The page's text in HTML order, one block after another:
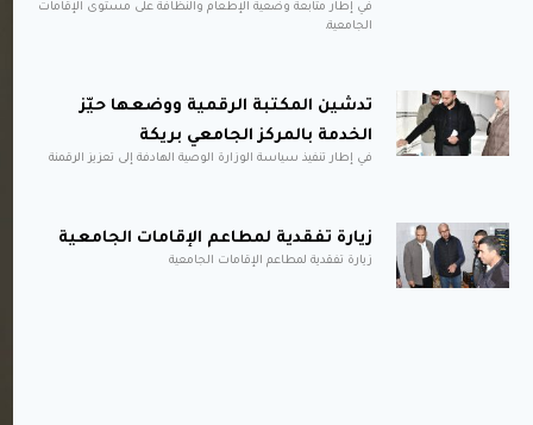
في إطار متابعة وضعية الإطعام والنظافة على مستوى الإقامات
الجامعية،
تدشين المكتبة الرقمية ووضعها حيّز
الخدمة بالمركز الجامعي بريكة
في إطار تنفيذ سياسة الوزارة الوصية الهادفة إلى تعزيز الرقمنة
زيارة تفقدية لمطاعم الإقامات الجامعية
زيارة تفقدية لمطاعم الإقامات الجامعية